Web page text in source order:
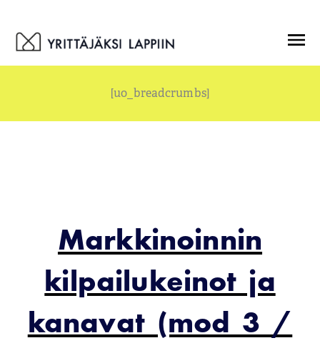
[uo_breadcrumbs]
Markkinoinnin
kilpailukeinot ja
kanavat (mod 3 /